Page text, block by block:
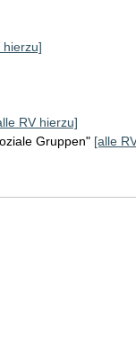
hierzu]
RV hierzu]
Gruppen" [alle